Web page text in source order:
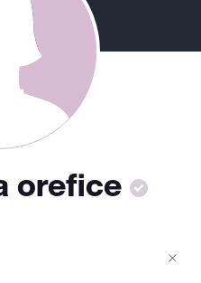
orefice
×